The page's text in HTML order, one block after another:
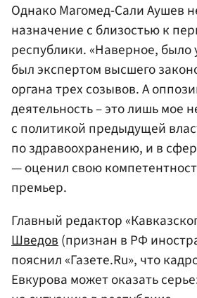
Однако Магомед-Сали Аушев
назначение с близостью к
республики. «Наверное, было
был экспертом высшего
органа трех созывов. А
деятельность – это лишь мое
с политикой предыдущей
по здравоохранению, и в
— оценил свою
премьер.
Главный редактор
Шведов(признан в РФ
пояснил «Газете.Ru», что
Евкурова может оказать